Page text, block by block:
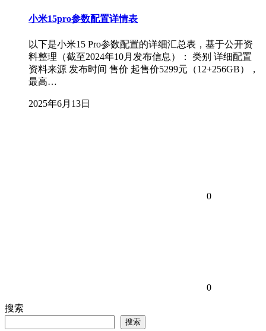
小米15pro参数配置详情表
以下是小米15 Pro参数配置的详细汇总表，基于公开资
料整理（截至2024年10月发布信息）： 类别 详细配置
资料来源 发布时间 售价 起售价5299元（12+256GB），
最高…
2025年6月13日
0
0
搜索
搜索